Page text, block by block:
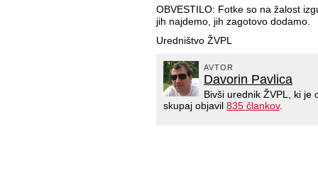
OBVESTILO: Fotke so na žalost
jih najdemo, jih zagotovo dodamo.
Uredništvo ŽVPL
AVTOR
Davorin Pavlica
Bivši urednik ŽVPL, ki je
skupaj objavil 835 člankov.